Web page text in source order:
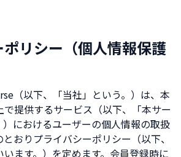
リシー（個人情報保護
（以下、「当社」という。）は、本
提供するサービス（以下、「本サー
）におけるユーザーの個人情報の取扱
おりプライバシーポリシー（以下、
います。）を定めます。会員登録時に